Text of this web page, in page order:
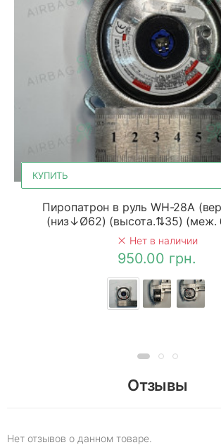
КУПИТЬ
Пиропатрон в руль WH-28A
(низ↓Ø62) (высота.⇅35) (меж.
Нет в наличии
950.00 грн.
Отзывы
Нет отзывов о данном товаре.